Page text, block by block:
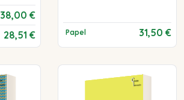
38,00 €
28,51 € Papel 31,50 €